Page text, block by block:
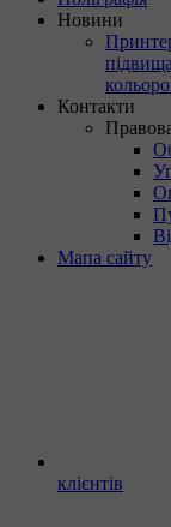
Новини
Контакти
Мапа сайту
клієнтів